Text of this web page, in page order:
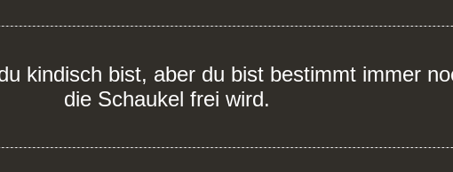
kindisch bist, aber du bist bestimmt immer
die Schaukel frei wird.